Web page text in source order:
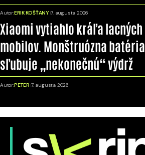
Autor:ERIK KOŠŤANY 7. augusta 2026
Xiaomi vytiahlo kráľa lacných
mobilov. Monštruózna batéria
sľubuje „nekonečnú“ výdrž
Autor:PETER 7. augusta 2026